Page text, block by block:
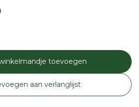
toevoegen
aan verlanglijst